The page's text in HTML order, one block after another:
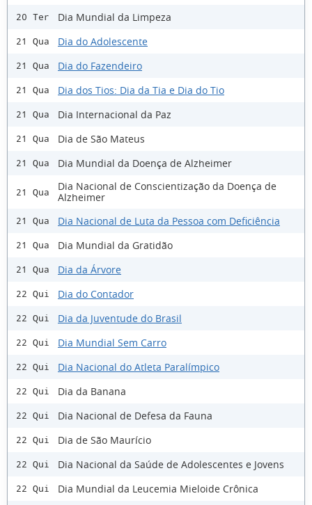
20 Ter Dia Mundial da Limpeza
21 Qua Dia do Adolescente
21 Qua Dia do Fazendeiro
21 Qua Dia dos Tios: Dia da Tia e Dia do Tio
21 Qua Dia Internacional da Paz
21 Qua Dia de São Mateus
21 Qua Dia Mundial da Doença de Alzheimer
21 Qua
Dia Nacional de Conscientização da Doença de
Alzheimer
21 Qua Dia Nacional de Luta da Pessoa com Deficiência
21 Qua Dia Mundial da Gratidão
21 Qua Dia da Árvore
22 Qui Dia do Contador
22 Qui Dia da Juventude do Brasil
22 Qui Dia Mundial Sem Carro
22 Qui Dia Nacional do Atleta Paralímpico
22 Qui Dia da Banana
22 Qui Dia Nacional de Defesa da Fauna
22 Qui Dia de São Maurício
22 Qui Dia Nacional da Saúde de Adolescentes e Jovens
22 Qui Dia Mundial da Leucemia Mieloide Crônica